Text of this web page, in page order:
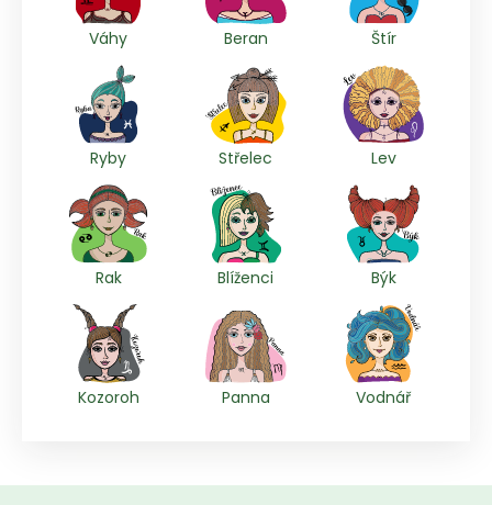
Váhy Beran Štír
Ryby Střelec Lev
Rak Blíženci Býk
Kozoroh Panna Vodnář